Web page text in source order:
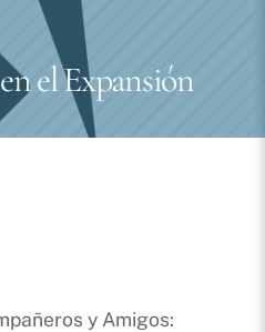
el Expansión
y Amigos: